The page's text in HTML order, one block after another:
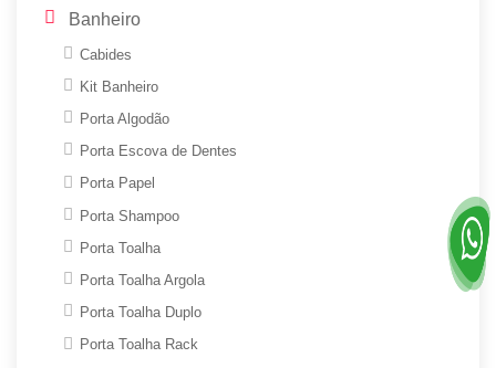
Banheiro
Cabides
Kit Banheiro
Porta Algodão
Porta Escova de Dentes
Porta Papel
Porta Shampoo
Porta Toalha
Porta Toalha Argola
Porta Toalha Duplo
Porta Toalha Rack